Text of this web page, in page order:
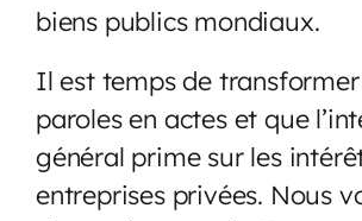
biens publics mondiaux.
Il est temps de transformer
paroles en actes et que
général prime sur les
entreprises privées. Nous